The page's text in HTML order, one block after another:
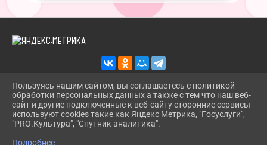
2026 Г. TROITSKBIBLIOTEKA.RU
ВХОД
КАРТА САЙТА
Пользуясь нашим сайтом, вы соглашаетесь с политикой
обработки персональных данных а также с тем что наш веб-
сайт и другие подключенные к веб-сайту сторонние сервисы
используют cookies такие как Яндекс Метрика, "Госуслуги",
"PRO.Культура", "Спутник аналитика".
Подробнее